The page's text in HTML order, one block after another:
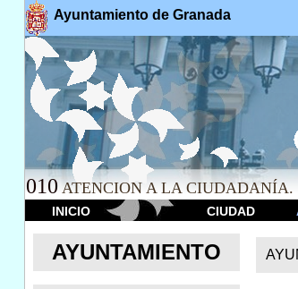
Ayuntamiento de Granada
010 ATENCION A LA CIUDADANÍA.
INICIO CIUDAD
AYUNTAMIENTO